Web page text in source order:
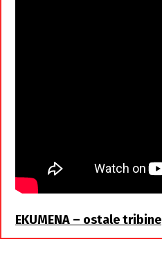
EKUMENA – ostale tribine